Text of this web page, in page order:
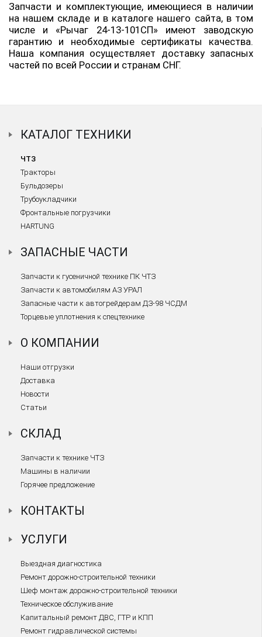
Запчасти и комплектующие, имеющиеся в наличии
на нашем складе и в каталоге нашего сайта, в том
числе и «Рычаг 24-13-101СП» имеют заводскую
гарантию и необходимые сертификаты качества.
Наша компания осуществляет доставку запасных
частей по всей России и странам СНГ.
КАТАЛОГ ТЕХНИКИ
ЧТЗ
Тракторы
Бульдозеры
Трубоукладчики
Фронтальные погрузчики
HARTUNG
ЗАПАСНЫЕ ЧАСТИ
Запчасти к гусеничной технике ПК ЧТЗ
Запчасти к автомобилям АЗ УРАЛ
Запасные части к автогрейдерам ДЗ-98 ЧСДМ
Торцевые уплотнения к спецтехнике
О КОМПАНИИ
Наши отгрузки
Доставка
Новости
Статьи
СКЛАД
Запчасти к технике ЧТЗ
Машины в наличии
Горячее предложение
КОНТАКТЫ
УСЛУГИ
Выездная диагностика
Ремонт дорожно-строительной техники
Шеф монтаж дорожно-строительной техники
Техническое обслуживание
Капитальный ремонт ДВС, ГТР и КПП
Ремонт гидравлической системы